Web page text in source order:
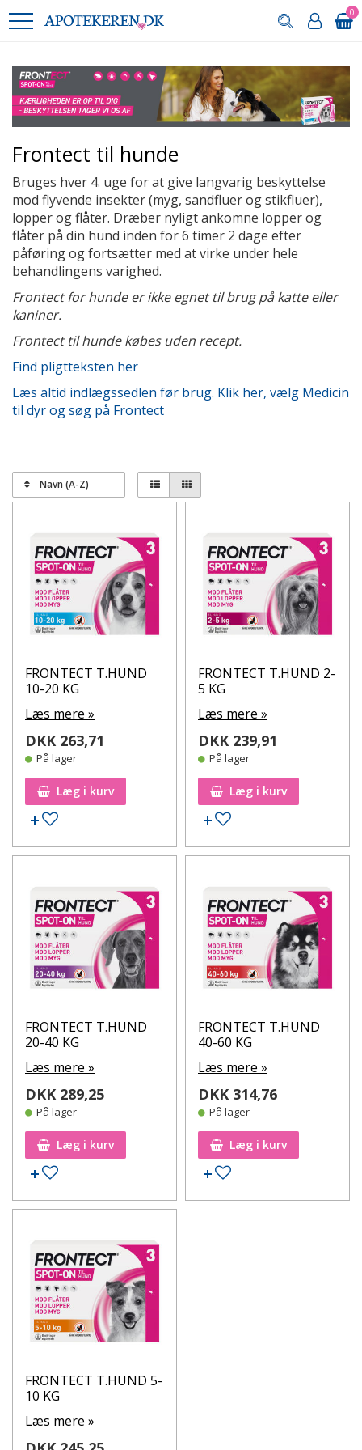
0
Frontect til hunde
Bruges hver 4. uge for at give langvarig beskyttelse
mod flyvende insekter (myg, sandfluer og stikfluer),
lopper og flåter. Dræber nyligt ankomne lopper og
flåter på din hund inden for 6 timer 2 dage efter
påføring og fortsætter med at virke under hele
behandlingens varighed.
Frontect for hunde er ikke egnet til brug på katte eller
kaniner.
Frontect til hunde købes uden recept.
Find pligtteksten her
Læs altid indlægssedlen før brug. Klik her, vælg Medicin
til dyr og søg på Frontect
Navn (A-Z)
FRONTECT T.HUND
10-20 KG
Læs mere »
DKK 263,71
På lager
Læg i kurv
Tilføj til ønskeseddel
FRONTECT T.HUND 2-
5 KG
Læs mere »
DKK 239,91
På lager
Læg i kurv
Tilføj til ønskeseddel
FRONTECT T.HUND
20-40 KG
Læs mere »
DKK 289,25
På lager
Læg i kurv
Tilføj til ønskeseddel
FRONTECT T.HUND
40-60 KG
Læs mere »
DKK 314,76
På lager
Læg i kurv
Tilføj til ønskeseddel
FRONTECT T.HUND 5-
10 KG
Læs mere »